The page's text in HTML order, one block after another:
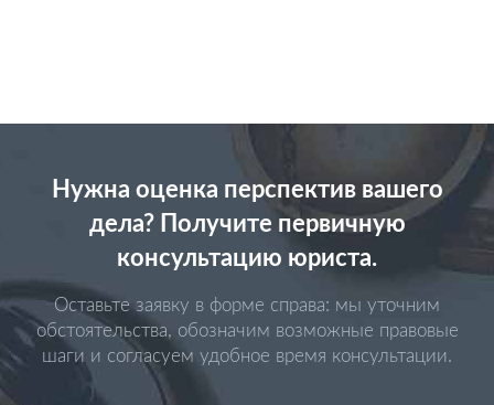
Нужна оценка перспектив вашего
дела? Получите первичную
консультацию юриста.
Оставьте заявку в форме справа: мы уточним
обстоятельства, обозначим возможные правовые
шаги и согласуем удобное время консультации.